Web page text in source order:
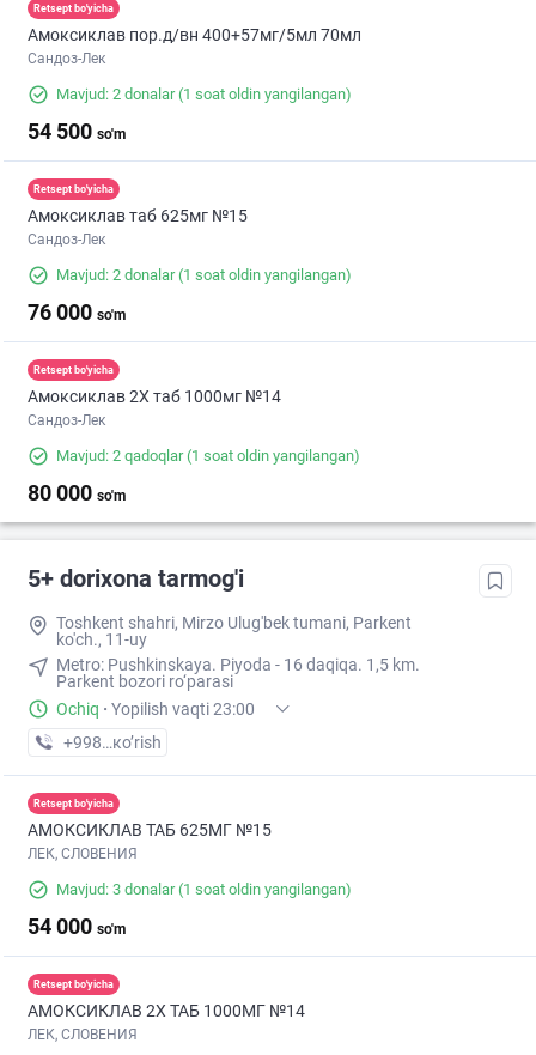
Retsept bo'yicha
Амоксиклав пор.д/вн 400+57мг/5мл 70мл
Сандоз-Лек
Mavjud: 2 donalar(1 soat oldin yangilangan)
54 500 so'm
Retsept bo'yicha
Амоксиклав таб 625мг №15
Сандоз-Лек
Mavjud: 2 donalar(1 soat oldin yangilangan)
76 000 so'm
Retsept bo'yicha
Амоксиклав 2X таб 1000мг №14
Сандоз-Лек
Mavjud: 2 qadoqlar(1 soat oldin yangilangan)
80 000 so'm
5+ dorixona tarmog'i
Toshkent shahri, Mirzo Ulug'bek tumani, Parkent
ko'ch., 11-uy
Metro: Pushkinskaya. Piyoda - 16 daqiqa. 1,5 km.
Parkent bozori ro‘parasi
Ochiq · Yopilish vaqti 23:00
+998 (71) XXX-XX-XX
кo’rish
Retsept bo'yicha
АМОКСИКЛАВ ТАБ 625МГ №15
ЛЕК, СЛОВЕНИЯ
Mavjud: 3 donalar(1 soat oldin yangilangan)
54 000 so'm
Retsept bo'yicha
АМОКСИКЛАВ 2Х ТАБ 1000МГ №14
ЛЕК, СЛОВЕНИЯ